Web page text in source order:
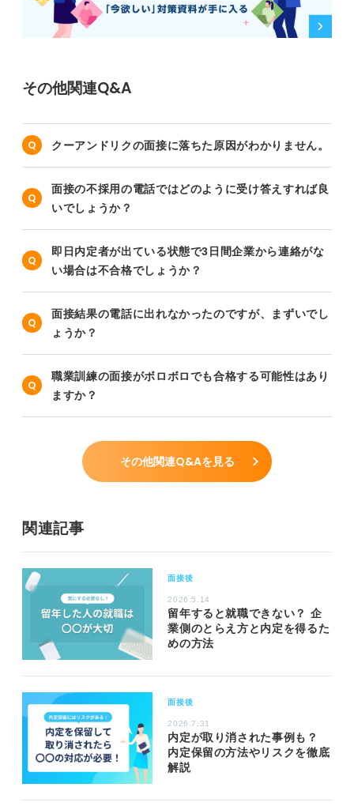
その他関連Q&A
クーアンドリクの面接に落ちた原因がわかりません。
面接の不採用の電話ではどのように受け答えすれば良
いでしょうか？
即日内定者が出ている状態で3日間企業から連絡がな
い場合は不合格でしょうか？
面接結果の電話に出れなかったのですが、まずいでし
ょうか？
職業訓練の面接がボロボロでも合格する可能性はあり
ますか？
その他関連Q&Aを見る
関連記事
面接後
2026.5.14
留年すると就職できない？ 企
業側のとらえ方と内定を得るた
めの方法
面接後
2026.7.31
内定が取り消された事例も？
内定保留の方法やリスクを徹底
解説